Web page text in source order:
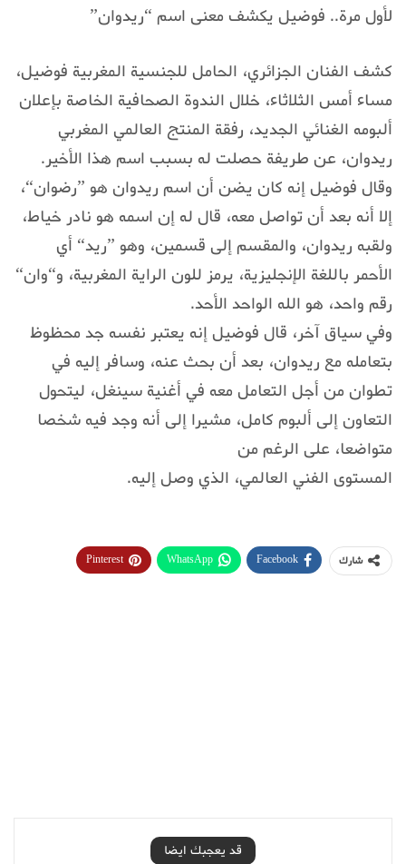
لأول مرة.. فوضيل يكشف معنى اسم “ريدوان”
كشف الفنان الجزائري، الحامل للجنسية المغربية فوضيل،
مساء أمس الثلاثاء، خلال الندوة الصحافية الخاصة بإعلان
ألبومه الغنائي الجديد، رفقة المنتج العالمي المغربي
ريدوان، عن طريفة حصلت له بسبب اسم هذا الأخير.
وقال فوضيل إنه كان يضن أن اسم ريدوان هو ”رضوان“،
إلا أنه بعد أن تواصل معه، قال له إن اسمه هو نادر خياط،
ولقبه ريدوان، والمقسم إلى قسمين، وهو ”ريد“ أي
الأحمر باللغة الإنجليزية، يرمز للون الراية المغربية، و“وان“
رقم واحد، هو الله الواحد الأحد.
وفي سياق آخر، قال فوضيل إنه يعتبر نفسه جد محظوظ
بتعامله مع ريدوان، بعد أن بحث عنه، وسافر إليه في
تطوان من أجل التعامل معه في أغنية سينغل، ليتحول
التعاون إلى ألبوم كامل، مشيرا إلى أنه وجد فيه شخصا
متواضعا، على الرغم من
المستوى الفني العالمي، الذي وصل إليه.
شارك Facebook
WhatsApp
Pinterest
قد يعجبك ايضا